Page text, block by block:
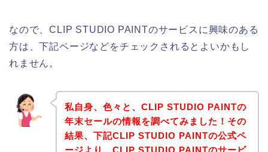
なので、CLIP STUDIO PAINTのサービスに興味のある
方は、下記ページなどをチェックされるとよいかもし
れません。
私自身、色々と、CLIP STUDIO PAINTの
年末セールの情報を調べてみました！その
結果、下記CLIP STUDIO PAINTの公式ペ
ージより、CLIP STUDIO PAINTのサービ